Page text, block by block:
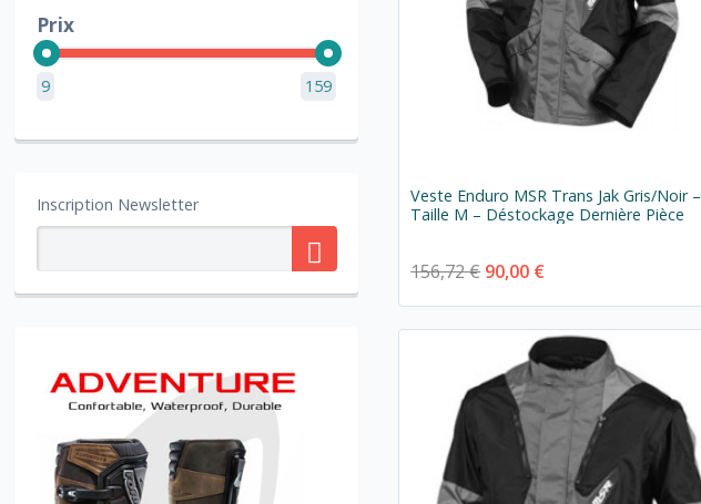
Veste Enduro MSR Trans Jak Gris/Noir –
Taille M – Déstockage Dernière Pièce
156,72 € 90,00 €
Prix
9 159
Inscription Newsletter